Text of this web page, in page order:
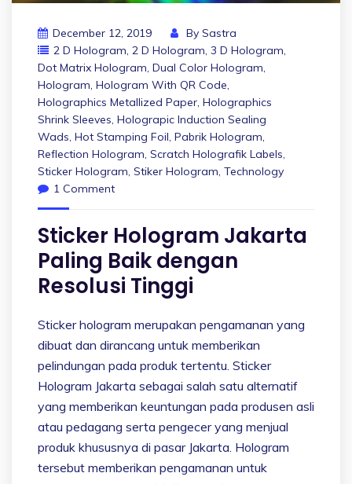
December 12, 2019 By Sastra
2 D Hologram, 2 D Hologram, 3 D Hologram,
Dot Matrix Hologram, Dual Color Hologram,
Hologram, Hologram With QR Code,
Holographics Metallized Paper, Holographics
Shrink Sleeves, Holograpic Induction Sealing
Wads, Hot Stamping Foil, Pabrik Hologram,
Reflection Hologram, Scratch Holografik Labels,
Sticker Hologram, Stiker Hologram, Technology
1 Comment
Sticker Hologram Jakarta
Paling Baik dengan
Resolusi Tinggi
Sticker hologram merupakan pengamanan yang
dibuat dan dirancang untuk memberikan
pelindungan pada produk tertentu. Sticker
Hologram Jakarta sebagai salah satu alternatif
yang memberikan keuntungan pada produsen asli
atau pedagang serta pengecer yang menjual
produk khususnya di pasar Jakarta. Hologram
tersebut memberikan pengamanan untuk